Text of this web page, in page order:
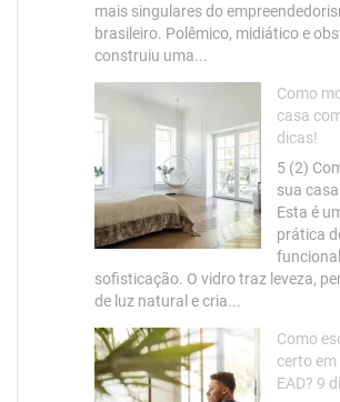
mais singulares do
brasileiro. Polêmico, midiático e
construiu uma...
Como
casa
dicas!
5 (2)
sua
Esta é
prática
sofisticação. O vidro traz leveza,
de luz natural e cria...
Como
certo
EAD? 9